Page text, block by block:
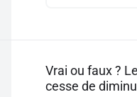
Vrai ou faux ?
cesse de